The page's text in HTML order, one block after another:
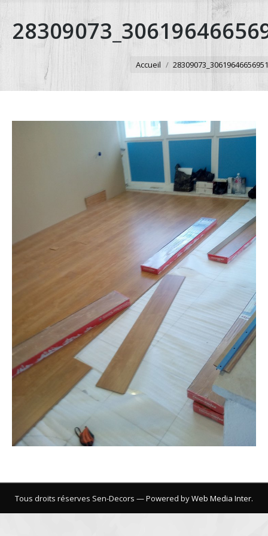
Accueil
Tous droits réserves Sen-Decors — Powered byWeb Media Inter.